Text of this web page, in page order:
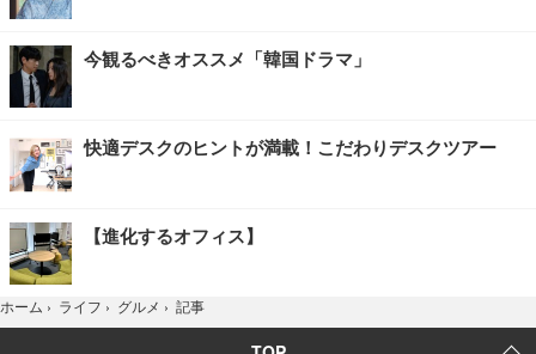
今観るべきオススメ「韓国ドラマ」
快適デスクのヒントが満載！こだわりデスクツアー
【進化するオフィス】
ホーム › ライフ › グルメ › 記事